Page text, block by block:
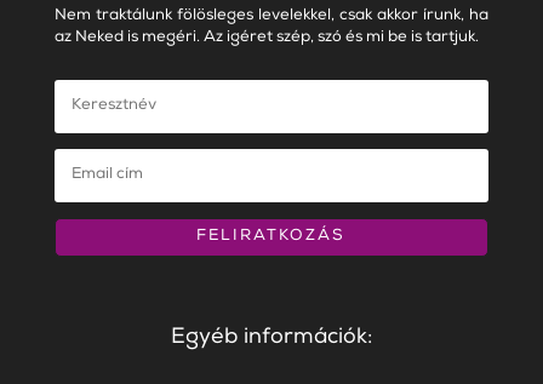
Nem traktálunk fölösleges levelekkel, csak akkor írunk, ha
az Neked is megéri. Az igéret szép, szó és mi be is tartjuk.
FELIRATKOZÁS
Egyéb információk: